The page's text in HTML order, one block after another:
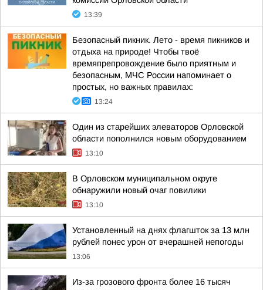
13:39
Безопасный пикник. Лето - время пикников и
отдыха на природе! Чтобы твоё
времяпрепровождение было приятным и
безопасным, МЧС России напоминает о
простых, но важных правилах:
13:24
Один из старейших элеваторов Орловской
области пополнился новым оборудованием
13:10
В Орловском муниципальном округе
обнаружили новый очаг повилики
13:10
Установленный на днях флагшток за 13 млн
рублей понес урон от вчерашней непогоды
13:06
Из-за грозового фронта более 16 тысяч